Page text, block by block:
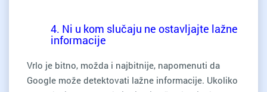
4. Ni u kom slučaju ne ostavljajte lažne
informacije
Vrlo je bitno, možda i najbitnije, napomenuti da
Google može detektovati lažne informacije. Ukoliko